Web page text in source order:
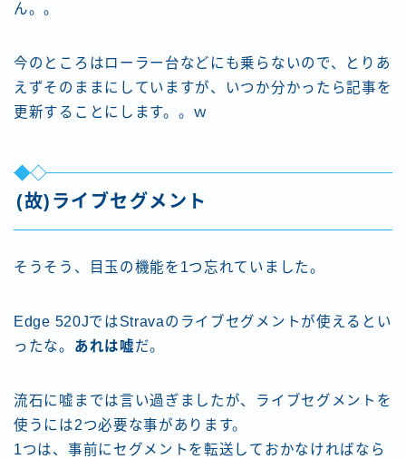
ん。。
今のところはローラー台などにも乗らないので、とりあ
えずそのままにしていますが、いつか分かったら記事を
更新することにします。。ｗ
(故)ライブセグメント
そうそう、目玉の機能を1つ忘れていました。
Edge 520JではStravaのライブセグメントが使えるとい
ったな。 あれは嘘だ。
流石に嘘までは言い過ぎましたが、ライブセグメントを
使うには2つ必要な事があります。
1つは、事前にセグメントを転送しておかなければなら